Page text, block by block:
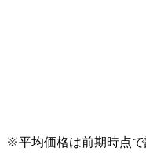
※平均価格は前期時点で